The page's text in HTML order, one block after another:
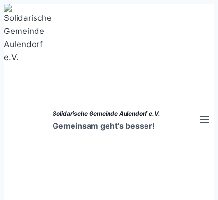
Zum
Inhalt
springen
Solidarische Gemeinde Aulendorf e.V.
Gemeinsam geht's besser!